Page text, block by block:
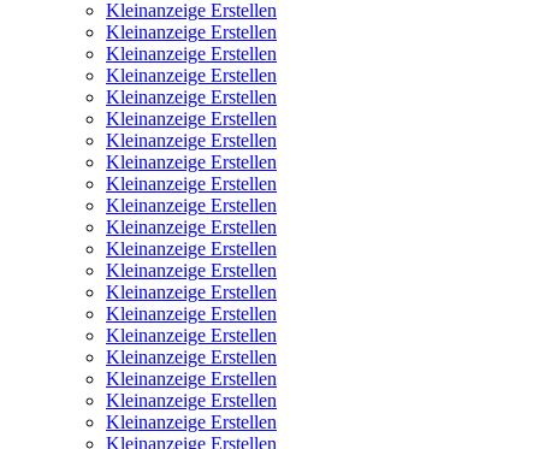
Kleinanzeige Erstellen
Kleinanzeige Erstellen
Kleinanzeige Erstellen
Kleinanzeige Erstellen
Kleinanzeige Erstellen
Kleinanzeige Erstellen
Kleinanzeige Erstellen
Kleinanzeige Erstellen
Kleinanzeige Erstellen
Kleinanzeige Erstellen
Kleinanzeige Erstellen
Kleinanzeige Erstellen
Kleinanzeige Erstellen
Kleinanzeige Erstellen
Kleinanzeige Erstellen
Kleinanzeige Erstellen
Kleinanzeige Erstellen
Kleinanzeige Erstellen
Kleinanzeige Erstellen
Kleinanzeige Erstellen
Kleinanzeige Erstellen